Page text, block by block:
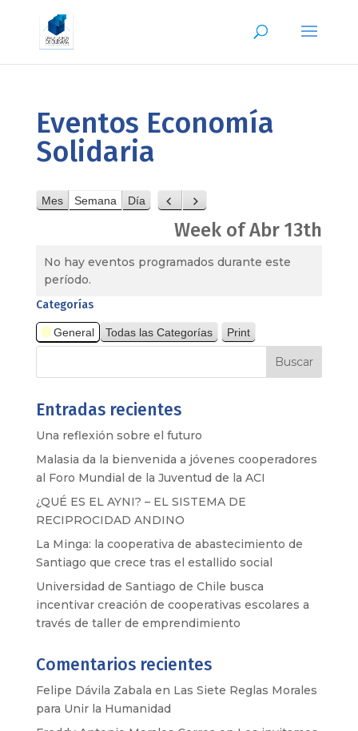
Eventos Economía
Solidaria
Mes Semana Día Anterior
Siguiente
Week of Abr 13th
No hay eventos programados durante este
período.
Categorías
General Todas las Categorías Print
Entradas recientes
Una reflexión sobre el futuro
Malasia da la bienvenida a jóvenes cooperadores
al Foro Mundial de la Juventud de la ACI
¿QUÉ ES EL AYNI? – EL SISTEMA DE
RECIPROCIDAD ANDINO
La Minga: la cooperativa de abastecimiento de
Santiago que crece tras el estallido social
Universidad de Santiago de Chile busca
incentivar creación de cooperativas escolares a
través de taller de emprendimiento
Comentarios recientes
Felipe Dávila Zabala en Las Siete Reglas Morales
para Unir la Humanidad